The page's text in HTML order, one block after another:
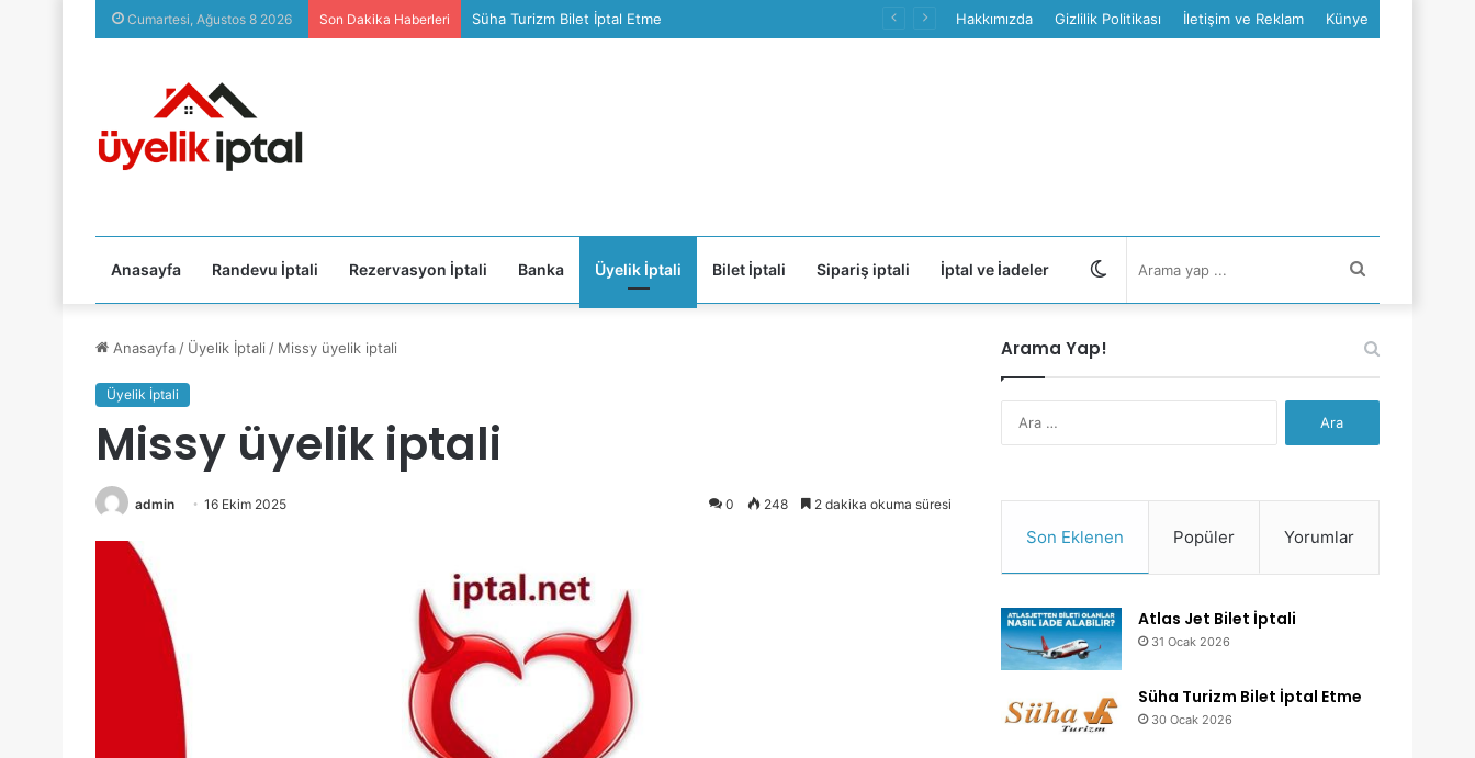
Cumartesi, Ağustos 8 2026 Son Dakika Haberleri Süha Turizm Bilet İptal Etme Hakkımızda Gizlilik Politikası İletişim ve Reklam Künye
Anasayfa Randevu İptali Rezervasyon İptali Banka Üyelik İptali Bilet İptali Sipariş iptali İptal ve İadeler
...
değiştir
Anasayfa / Üyelik İptali / Missy üyelik iptali
Üyelik İptali
Missy üyelik iptali
admin 16 Ekim 2025 0 248 2 dakika okuma süresi
Arama Yap!
Son Eklenen Popüler Yorumlar
Atlas Jet Bilet İptali
31 Ocak 2026
Süha Turizm Bilet İptal Etme
30 Ocak 2026